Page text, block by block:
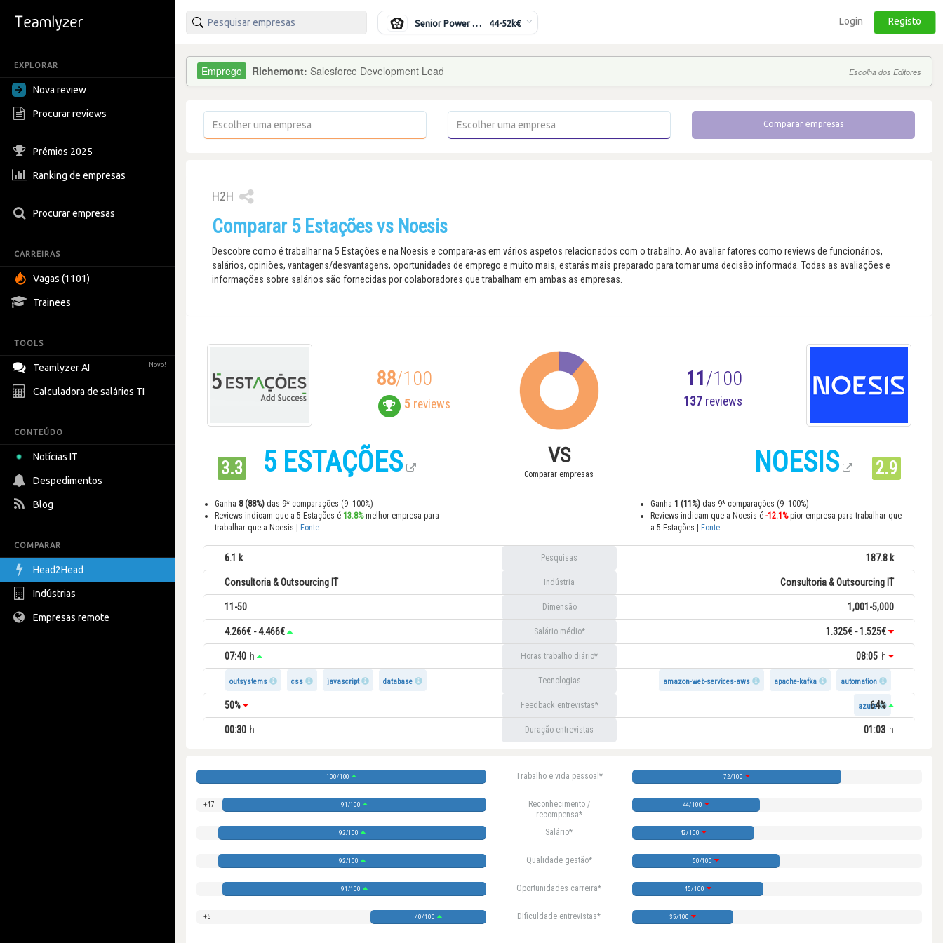
EXPLORAR
Nova review
Procurar reviews
Prémios 2025
Ranking de empresas
Procurar empresas
CARREIRAS
Vagas (1101)
Trainees
TOOLS
Teamlyzer AI Novo!
Calculadora de salários TI
CONTEÚDO
Notícias IT
Despedimentos
Blog
COMPARAR
Head2Head
Indústrias
Empresas remote
Senior Power Systems Engineer 44-52k€ Login Registo
Richemont: Salesforce Development Lead Escolha dos Editores
Comparar empresas
H2H
Comparar 5 Estações vs Noesis
Descobre como é trabalhar na 5 Estações e na Noesis e compara-as em vários aspetos relacionados com o trabalho. Ao avaliar fatores como reviews de funcionários,
salários, opiniões, vantagens/desvantagens, oportunidades de emprego e muito mais, estarás mais preparado para tomar uma decisão informada. Todas as avaliações e
informações sobre salários são fornecidas por colaboradores que trabalham em ambas as empresas.
88/100
5 reviews
3.3 5 ESTAÇÕES
Ganha 8 (88%) das 9* comparações (9=100%)
Reviews indicam que a 5 Estações é 13.8%melhor empresa para
trabalhar que a Noesis |
Fonte
VS
Comparar empresas
11/100
137reviews
2.9
NOESIS
Ganha 1 (11%)das 9* comparações (9=100%)
Reviews indicam que a Noesis é -12.1%pior empresa para trabalhar que
a 5 Estações |
Fonte
6.1 k Pesquisas 187.8 k
Consultoria & Outsourcing IT Indústria Consultoria & Outsourcing IT
11-50 Dimensão 1,001-5,000
4.266€ - 4.466€ Salário médio 1.325€ - 1.525€
07:40 h Horas trabalho diário 08:05 h
outsystems css javascript database Tecnologias amazon-web-services-aws apache-kafka automation
azure
50% Feedback entrevistas 64%
00:30 h Duração entrevistas 01:03 h
100/100 Trabalho e vida pessoal 72/100
91/100
47
Reconhecimento /
recompensa
44/100
92/100 Salário 42/100
92/100 Qualidade gestão 50/100
91/100 Oportunidades carreira 45/100
40/100
5 Dificuldade entrevistas 35/100